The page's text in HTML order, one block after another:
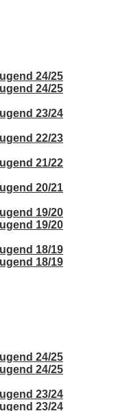
24/25
24/25
23/24
22/23
21/22
20/21
19/20
19/20
18/19
18/19
24/25
24/25
23/24
23/24